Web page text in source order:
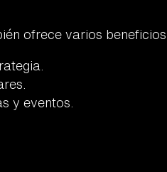
ofrece varios
y eventos.